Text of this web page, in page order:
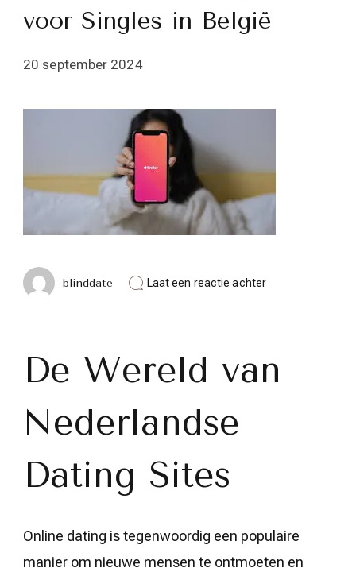
voor Singles in België
20 september 2024
blinddate Laat een reactie achterop
Dating
Sites
De Wereld van
Nederlandse
Dating Sites
Online dating is tegenwoordig een populaire
manier om nieuwe mensen te ontmoeten en